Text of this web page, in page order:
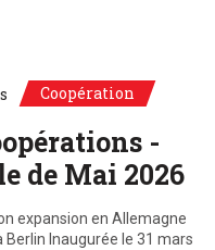
Coopération
-
de Mai 2026
expansion en Allemagne
Inaugurée le 31 mars